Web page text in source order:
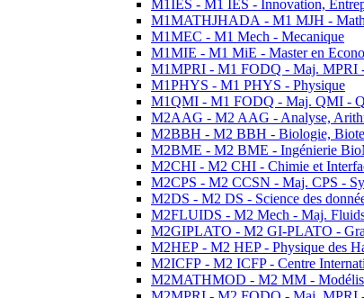
M1IES - M1 IES - Innovation,
M1MATHJHADA - M1 MJH -
M1MEC - M1 Mech - Mecanique
M1MIE - M1 MiE - Master en
M1MPRI - M1 FODQ - Maj. MPRI
M1PHYS - M1 PHYS - Physique
M1QMI - M1 FODQ - Maj. QMI -
M2AAG - M2 AAG - Analyse,
M2BBH - M2 BBH - Biologie,
M2BME - M2 BME - Ingénierie
M2CHI - M2 CHI - Chimie et
M2CPS - M2 CCSN - Maj. CPS -
M2DS - M2 DS - Science des
M2FLUIDS - M2 Mech - Maj.
M2GIPLATO - M2 GI-PLATO -
M2HEP - M2 HEP - Physique des
M2ICFP - M2 ICFP - Centre
M2MATHMOD - M2 MM -